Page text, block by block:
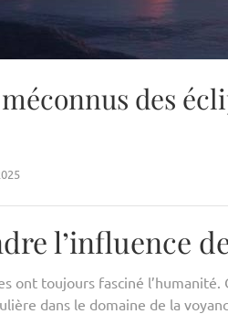
des
l’influence
ont toujours fasciné
dans le domaine de la